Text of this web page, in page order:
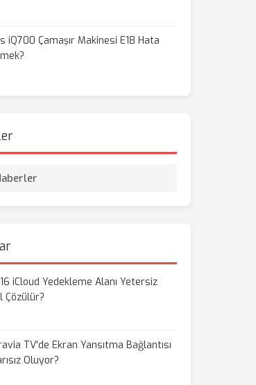
iQ700 Çamaşır Makinesi E18 Hata
iCloud Yedekleme Alanı Yetersiz
Çözülür?
TV'de Ekran Yansıtma Bağlantısı
Oluyor?